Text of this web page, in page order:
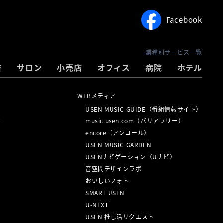
Facebook
業種別サービス一覧
サロン 小売店 オフィス 病院 ホテル
WEBメディア
USEN MUSIC GUIDE（番組情報サイト）
music.usen.com（バリアフリー）
encore（アンコール）
USEN MUSIC GARDEN
USENナビゲーション（Uナビ）
音空間デザインラボ
おいしいフォト
SMART USEN
U-NEXT
USEN 推し活リクエスト